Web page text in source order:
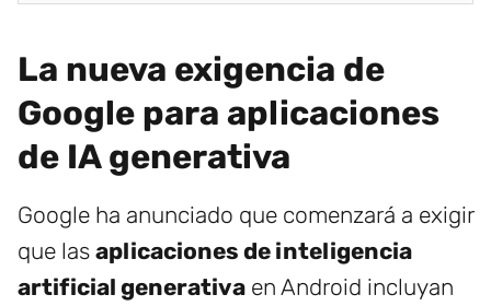
La nueva exigencia de
Google para aplicaciones
de IA generativa
Google ha anunciado que comenzará a exigir
que las aplicaciones de inteligencia
artificial generativa en Android incluyan